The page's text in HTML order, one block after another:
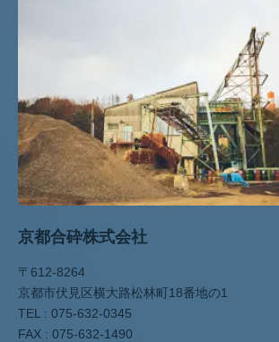
京都合砕株式会社
〒612-8264
京都市伏見区横大路松林町18番地の1
TEL : 075-632-0345
FAX : 075-632-1490